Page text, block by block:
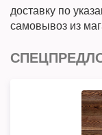
доставку по
самовывоз из